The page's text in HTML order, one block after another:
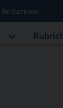
Redazione